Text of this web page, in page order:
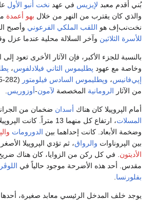
بُني أقدم معبد لإيزيس في عهد نخت أنبو الأول
والذي كان يقترب من النهر من خلال بهو أعمدة
نخت‌نب‌إف هو اللقب الملكي الفرعوني وأصبح
للأسرة الثلاثين وآخر السلالة محلية عندما عزل
بالنسبة للجزء الأكبر، فإن الآثار الأخرى تعود إلى
وخاصة مع عهود پطليموس الثاني فيلادلفوس،
إپي‌فانيس، وپطليموس السادس فيلومتور
من الآثار الرومانية المخصصة لآمون-أوزوريس.
أمام الپروپيلا كان هناك أسدان ضخمان من
المسلات
، ارتفاع كل منهما 13 متراً.
وضخمة الأبعاد. كانت إحداهما بين الدورومات
بين الپروناوات والرواق، ثم تؤدي الپروپيلا
الأديتون. في كل ركن من الزوايا، كان هناك
مقدس. أحد هذه الأضرحة موجود حالياً في اللوڤر
بفلورنسا.
يوجد خلف المدخل الرئيسي معابد صغيرة،